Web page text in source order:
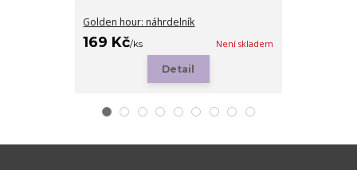
Golden hour: náhrdelník
169 Kč/ks Není skladem
Detail